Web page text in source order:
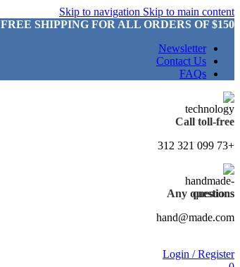
Skip to navigation Skip to main content
FREE SHIPPING FOR ALL ORDERS OF $150
Newsletter
Contact Us
FAQs
Call toll-free
+73 099 321 312
Any questions
hand@made.com
Login / Register